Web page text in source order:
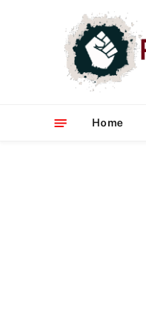
Home